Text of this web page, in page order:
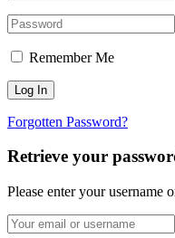
Remember Me
Forgotten Password?
Retrieve your
Please enter your username